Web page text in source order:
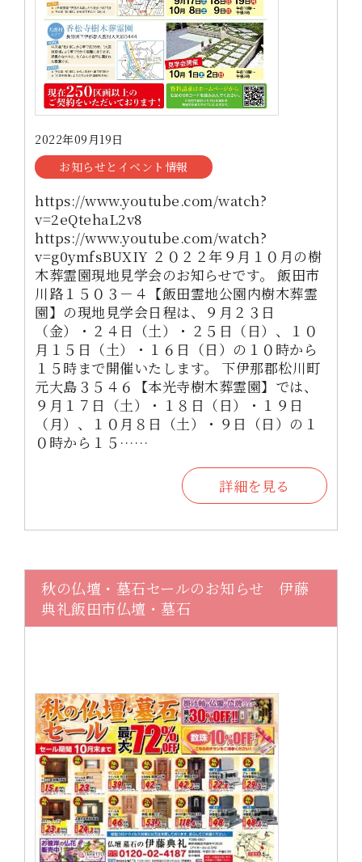
2022年09月19日
お知らせとイベント情報
https://www.youtube.com/watch?
v=2eQtehaL2v8
https://www.youtube.com/watch?
v=g0ymfsBUXIY ２０２２年９月１０月の樹
木葬霊園現地見学会のお知らせです。 飯田市
川路１５０３－４【飯田霊地公園内樹木葬霊
園】の現地見学会日程は、９月２３日
（金）・２４日（土）・２５日（日）、１０
月１５日（土）・１６日（日）の１０時から
１５時まで開催いたします。 下伊那郡松川町
元大島３５４６【本光寺樹木葬霊園】では、
９月１７日（土）・１８日（日）・１９日
（月）、１０月８日（土）・９日（日）の１
０時から１５……
詳細を見る
秋の仏壇・墓石セールのお知らせ 伊藤
典礼飯田市仏壇・墓石